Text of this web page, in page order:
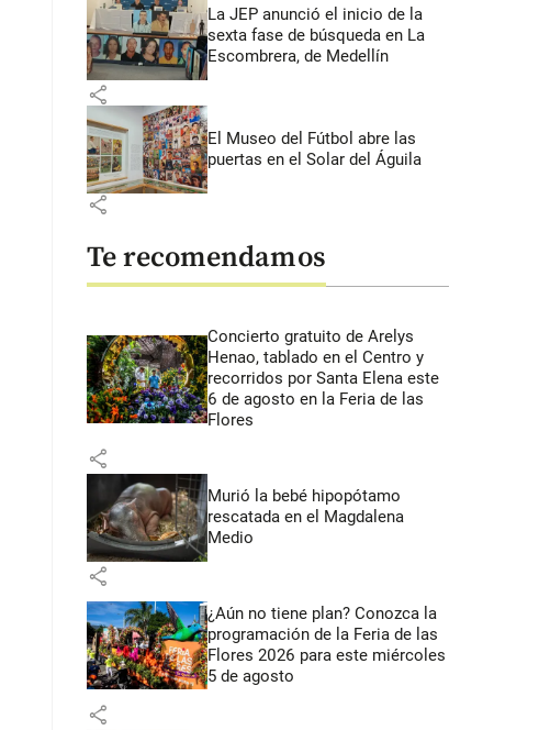
La JEP anunció el inicio de la
sexta fase de búsqueda en La
Escombrera, de Medellín
share
El Museo del Fútbol abre las
puertas en el Solar del Águila
share
Te recomendamos
Concierto gratuito de Arelys
Henao, tablado en el Centro y
recorridos por Santa Elena este
6 de agosto en la Feria de las
Flores
share
Murió la bebé hipopótamo
rescatada en el Magdalena
Medio
share
¿Aún no tiene plan? Conozca la
programación de la Feria de las
Flores 2026 para este miércoles
5 de agosto
share